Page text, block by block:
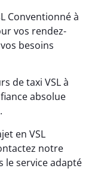
Conventionné à
vos rendez-
besoins
de taxi VSL à
absolue
en VSL
notre
le service adapté